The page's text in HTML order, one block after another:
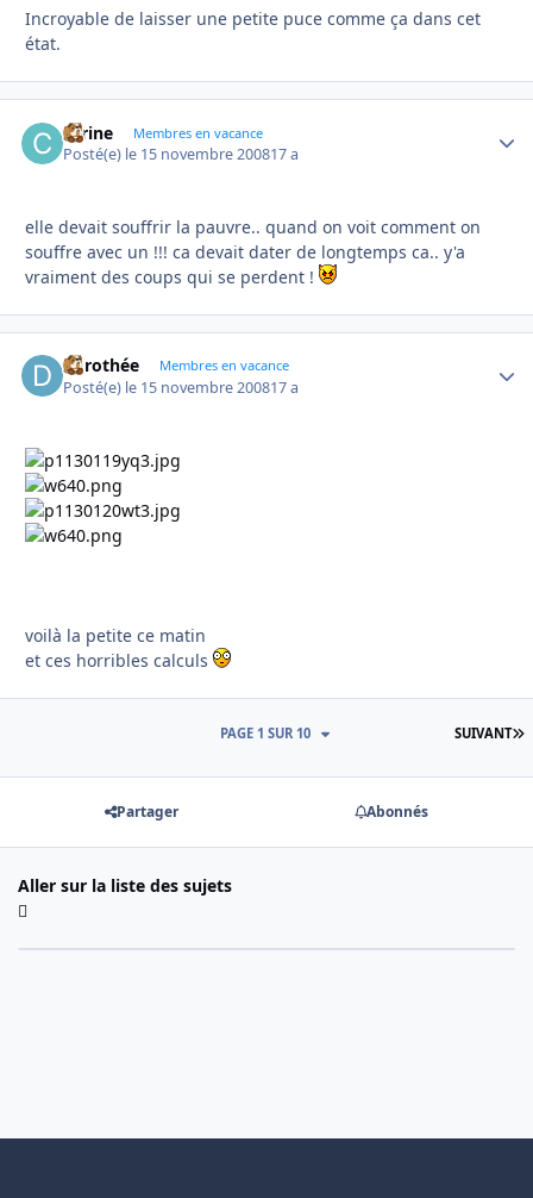
Incroyable de laisser une petite puce comme ça dans cet
état.
carine Membres en vacance
Posté(e) le 15 novembre 200817 a
elle devait souffrir la pauvre.. quand on voit comment on
souffre avec un !!! ca devait dater de longtemps ca.. y'a
vraiment des coups qui se perdent !
dorothée Membres en vacance
Posté(e) le 15 novembre 200817 a
voilà la petite ce matin
et ces horribles calculs
SUIVANT
PAGE 1 SUR 10
Partager Abonnés
Aller sur la liste des sujets